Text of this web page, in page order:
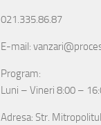
021.335.86.87
E-mail:
Program:
Luni – Vineri 8:00 –
Adresa: Str.